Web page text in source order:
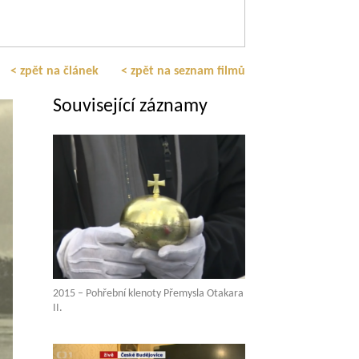
< zpět na článek < zpět na seznam filmů
Související záznamy
2015 – Pohřební klenoty Přemysla Otakara
II.